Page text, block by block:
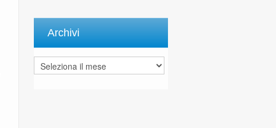
Archivi
Archivi